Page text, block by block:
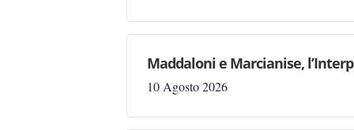
Maddaloni e Marcianise,
10 Agosto 2026